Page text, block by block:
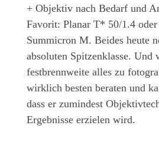
+ Objektiv nach Bedarf und
Favorit: Planar T* 50/1.4
Summicron M. Beides heute
absoluten Spitzenklasse. Und
festbrennweite alles zu
wirklich besten beraten und
dass er zumindest
Ergebnisse erzielen wird.